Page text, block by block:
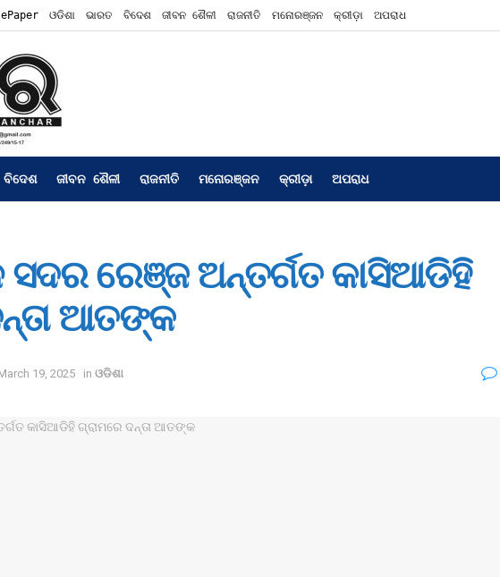
ePaper ଓଡିଶା ଭାରତ ବିଦେଶ ଜୀବନ ଶୈଳୀ ରାଜନୀତି ମନୋରଞ୍ଜନ କ୍ରୀଡ଼ା ଅପରାଧ
ବିଦେଶ ଜୀବନ ଶୈଳୀ ରାଜନୀତି ମନୋରଞ୍ଜନ କ୍ରୀଡ଼ା ଅପରାଧ
ସଦର ରେଞ୍ଜ ଅନ୍ତର୍ଗତ କାସିଆଡିହି
ଆତଙ୍କ
19, 2025 in ଓଡିଶା